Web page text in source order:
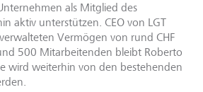
als Mitglied des
aktiv unterstützen. CEO von LGT
Vermögen von rund CHF
500 Mitarbeitenden bleibt Roberto
wird weiterhin von den bestehenden